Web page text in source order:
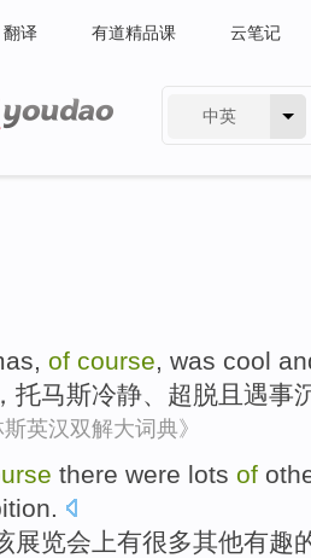
翻译 有道精品课 云笔记
中英
, of course, was cool
， 托马斯冷静、 超脱 且 遇事
斯英汉双解大词典》
there were lots of
.
展览会上有很多其他有趣